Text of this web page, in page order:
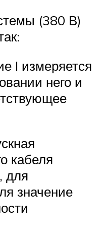
(380 В)
I измеряется
него и
кабеля
для
значение